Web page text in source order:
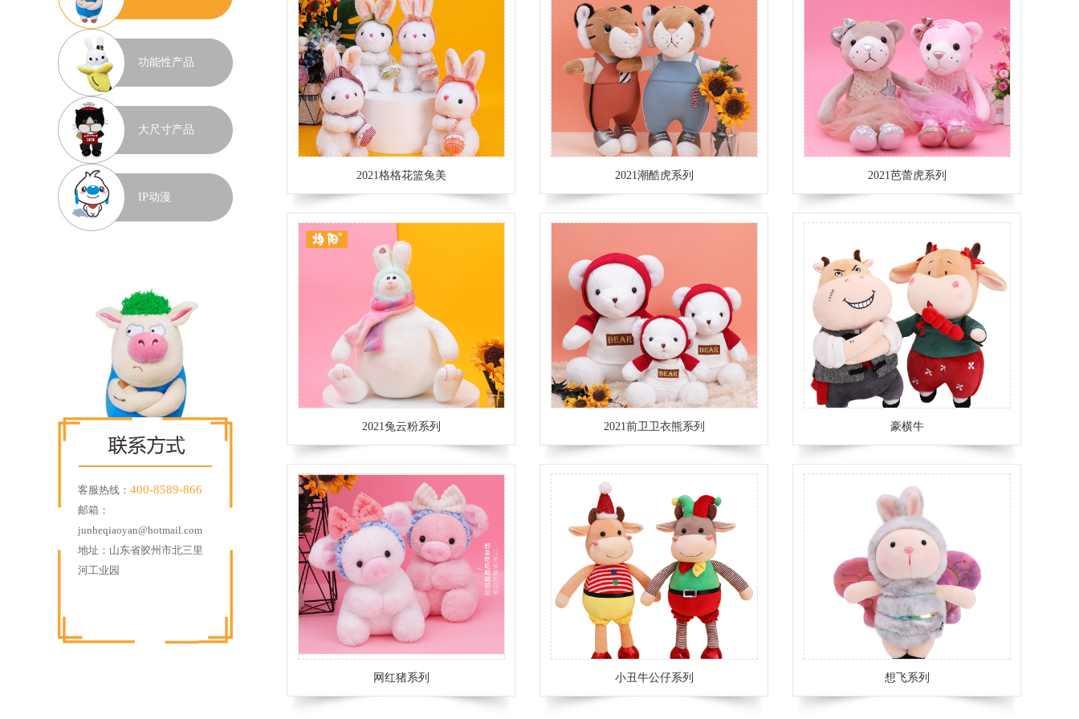
功能性产品
大尺寸产品
IP动漫
客服热线： 400-8589-866
邮箱：
junheqiaoyan@hotmail.com
地址：山东省胶州市北三里
河工业园
2021格格花篮兔美 2021潮酷虎系列 2021芭蕾虎系列
2021兔云粉系列 2021前卫卫衣熊系列 豪横牛
网红猪系列 小丑牛公仔系列 想飞系列